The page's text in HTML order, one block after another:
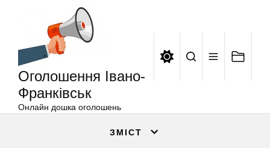
Оголошення Івано-
Франківськ
Онлайн дошка оголошень
ЗМІСТ